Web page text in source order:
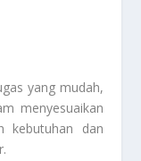
yang mudah,
menyesuaikan
kebutuhan dan